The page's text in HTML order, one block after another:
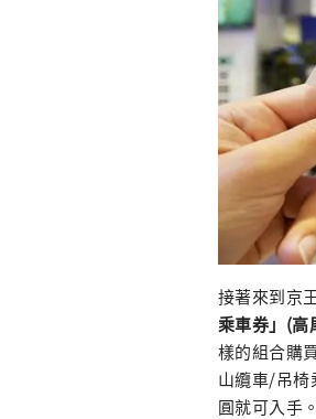
接著來到京
乘車券」(高
樣的組合購
山纜車/吊椅
圓就可入手。